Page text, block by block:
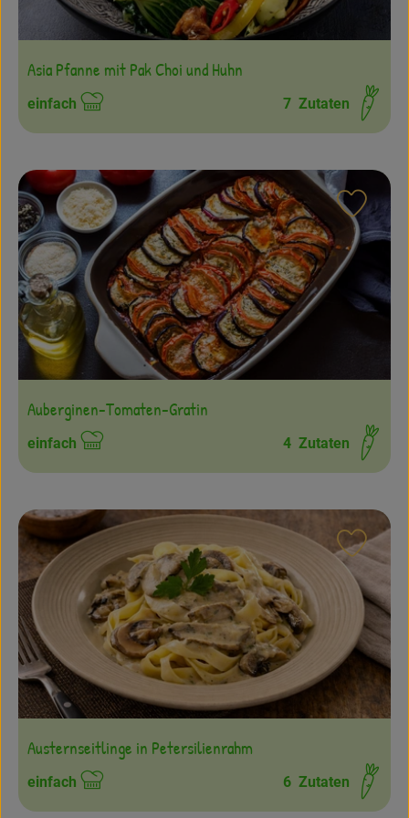
Asia Pfanne mit Pak Choi und Huhn
Schwierigkeit:
einfach 7 Zutaten
Auberginen-Tomaten-Gratin
Schwierigkeit:
einfach 4 Zutaten
Austernseitlinge in Petersilienrahm
Schwierigkeit:
einfach 6 Zutaten